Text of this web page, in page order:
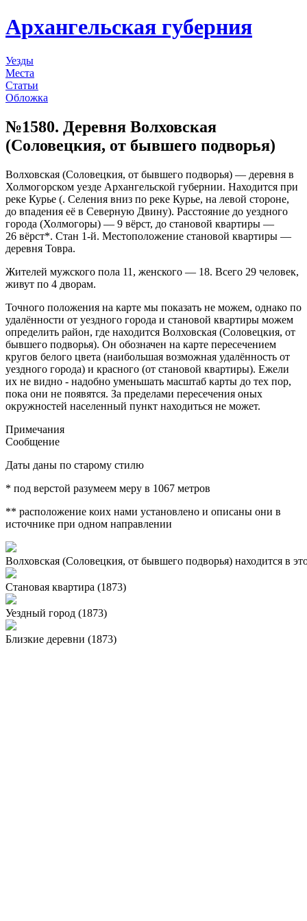
Архангельская губерния
Уезды
Места
Статьи
Обложка
№1580. Деревня Волховская
(Соловецкия, от бывшего подворья)
Волховская (Соловецкия, от бывшего подворья) — деревня в
Холмогорском уезде Архангельской губернии. Находится при
реке Курье (. Селения вниз по реке Курье, на левой стороне,
до впадения её в Северную Двину). Расстояние до уездного
города (Холмогоры) — 9 вёрст, до становой квартиры —
26 вёрст*. Стан 1-й. Местоположение становой квартиры —
деревня Товра.
Жителей мужского пола 11, женского — 18. Всего 29 человек,
живут по 4 дворам.
Точного положения на карте мы показать не можем, однако по
удалённости от уездного города и становой квартиры можем
определить район, где находится Волховская (Соловецкия, от
бывшего подворья). Он обозначен на карте пересечением
кругов белого цвета (наибольшая возможная удалённость от
уездного города) и красного (от становой квартиры). Ежели
их не видно - надобно уменьшать масштаб карты до тех пор,
пока они не появятся. За пределами пересечения оных
окружностей населенный пункт находиться не может.
Примечания
Сообщение
Даты даны по старому стилю
* под верстой разумеем меру в 1067 метров
** расположение коих нами установлено и описаны они в
источнике при одном направлении
Волховская (Соловецкия, от бывшего подворья) находится в
Становая квартира (1873)
Уездный город (1873)
Близкие деревни (1873)